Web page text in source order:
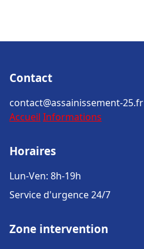
Contact
contact@assainissement-25.fr
Accueil Informations
Horaires
Lun-Ven: 8h-19h
Service d'urgence 24/7
Zone intervention